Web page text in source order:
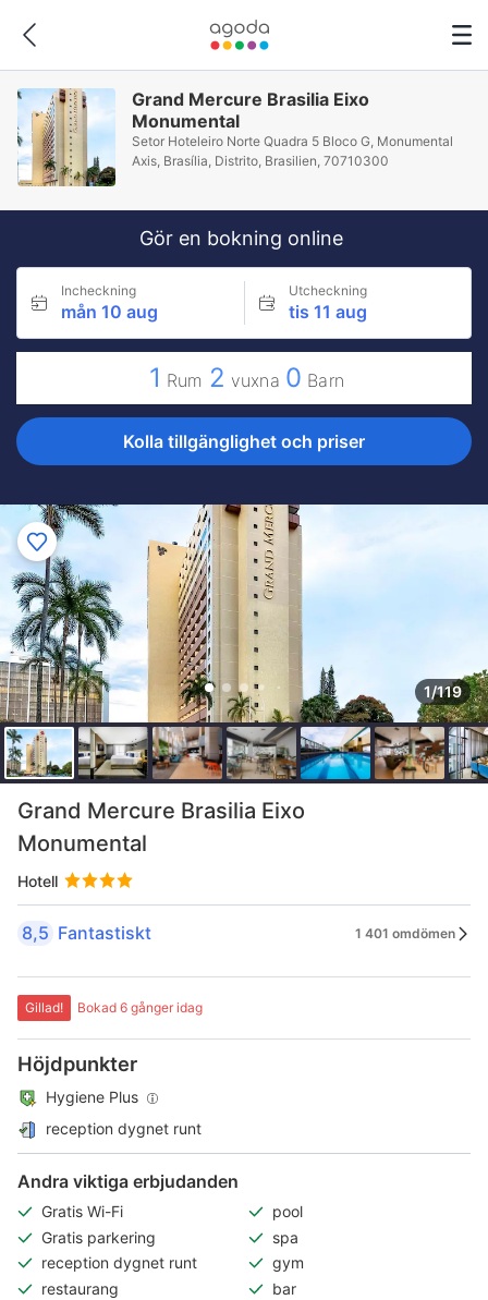
Grand Mercure Brasilia Eixo
Monumental
Setor Hoteleiro Norte Quadra 5 Bloco G, Monumental
Axis, Brasília, Distrito, Brasilien, 70710300
Gör en bokning online
Incheckning
mån 10 aug
Utcheckning
tis 11 aug
1 Rum 2 vuxna 0 Barn
Kolla tillgänglighet och priser
1/119
Grand Mercure Brasilia Eixo
Monumental
Hotell
8,5 Fantastiskt 1 401 omdömen
Gillad! Bokad 6 gånger idag
Höjdpunkter
Hygiene Plus
reception dygnet runt
Andra viktiga erbjudanden
Gratis Wi-Fi
pool
Gratis parkering
spa
reception dygnet runt
gym
restaurang
bar